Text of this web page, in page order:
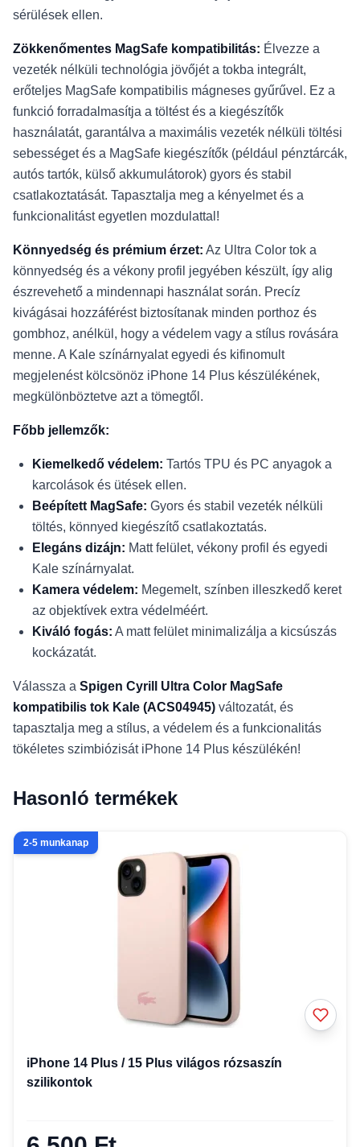
sérülések ellen.
Zökkenőmentes MagSafe kompatibilitás: Élvezze a
vezeték nélküli technológia jövőjét a tokba integrált,
erőteljes MagSafe kompatibilis mágneses gyűrűvel. Ez a
funkció forradalmasítja a töltést és a kiegészítők
használatát, garantálva a maximális vezeték nélküli töltési
sebességet és a MagSafe kiegészítők (például pénztárcák,
autós tartók, külső akkumulátorok) gyors és stabil
csatlakoztatását. Tapasztalja meg a kényelmet és a
funkcionalitást egyetlen mozdulattal!
Könnyedség és prémium érzet: Az Ultra Color tok a
könnyedség és a vékony profil jegyében készült, így alig
észrevehető a mindennapi használat során. Precíz
kivágásai hozzáférést biztosítanak minden porthoz és
gombhoz, anélkül, hogy a védelem vagy a stílus rovására
menne. A Kale színárnyalat egyedi és kifinomult
megjelenést kölcsönöz iPhone 14 Plus készülékének,
megkülönböztetve azt a tömegtől.
Főbb jellemzők:
Kiemelkedő védelem: Tartós TPU és PC anyagok a
karcolások és ütések ellen.
Beépített MagSafe: Gyors és stabil vezeték nélküli
töltés, könnyed kiegészítő csatlakoztatás.
Elegáns dizájn: Matt felület, vékony profil és egyedi
Kale színárnyalat.
Kamera védelem: Megemelt, színben illeszkedő keret
az objektívek extra védelméért.
Kiváló fogás: A matt felület minimalizálja a kicsúszás
kockázatát.
Válassza a Spigen Cyrill Ultra Color MagSafe
kompatibilis tok Kale (ACS04945) változatát, és
tapasztalja meg a stílus, a védelem és a funkcionalitás
tökéletes szimbiózisát iPhone 14 Plus készülékén!
Hasonló termékek
2-5 munkanap
iPhone 14 Plus / 15 Plus világos rózsaszín
szilikontok